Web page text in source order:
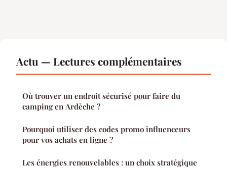
Actu — Lectures complémentaires
Où trouver un endroit sécurisé pour faire du
camping en Ardèche ?
Pourquoi utiliser des codes promo influenceurs
pour vos achats en ligne ?
Les énergies renouvelables : un choix stratégique